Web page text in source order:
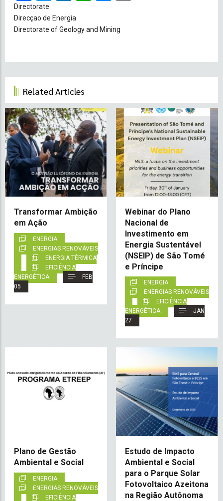
Directorate
Direcçao de Energia
Directorate of Geology and Mining
Related Articles
Transformar Ambição
em Ação
ENERGIA
ENERGIAS RENOVÁVEIS
ENERGIA TÉRMICA
EFICIÊNCIA
ENERGÉTICA
FEB
05
Webinar do Plano
Nacional de
Investimento em
Energia Sustentável
(NSEIP) de São Tomé
e Príncipe
ENERGIA
ENERGIAS RENOVÁVEIS
EFICIÊNCIA
ENERGÉTICA
JAN
27
Plano de Gestão
Ambiental e Social
ENERGIA
ENERGIAS RENOVÁVEIS
EFICIÊNCIA
Estudo de Impacto
Ambiental e Social
para o Parque Solar
Fotovoltaico Azeitona
na Região Autônoma